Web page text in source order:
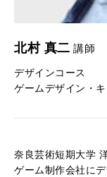
北村 真二 講師
デザインコース
ゲームデザイン・
奈良芸術短期大学
ゲーム制作会社に